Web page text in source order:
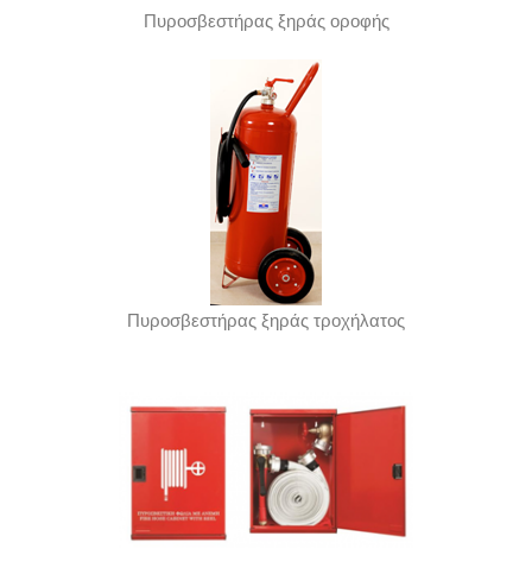
Πυροσβεστήρας ξηράς οροφής
Πυροσβεστήρας ξηράς τροχήλατος